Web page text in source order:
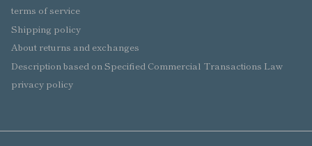
terms of service
Shipping policy
About returns and exchanges
Description based on Specified Commercial Transactions Law
privacy policy